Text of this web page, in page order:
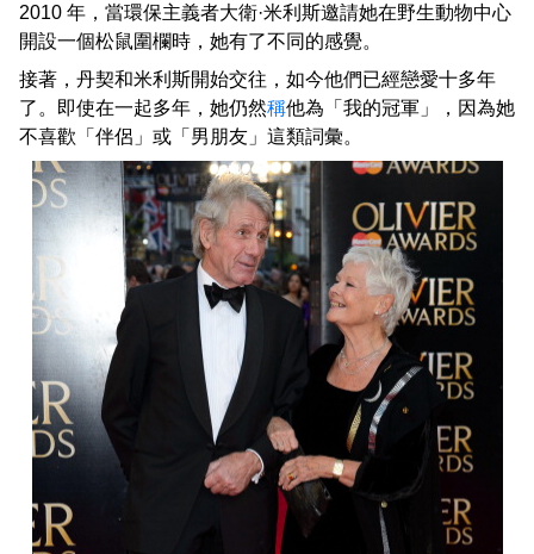
2010 年，當環保主義者大衛·米利斯邀請她在野生動物中心
開設一個松鼠圍欄時，她有了不同的感覺。
接著，丹契和米利斯開始交往，如今他們已經戀愛十多年
了。即使在一起多年，她仍然稱他為「我的冠軍」，因為她
不喜歡「伴侶」或「男朋友」這類詞彙。